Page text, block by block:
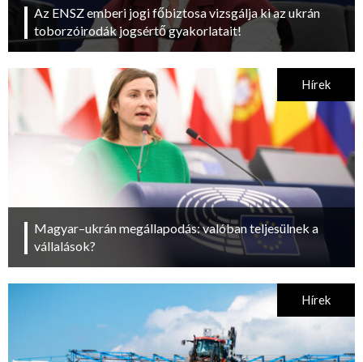
Az ENSZ emberi jogi főbiztosa vizsgálja ki az ukrán
toborzóirodák jogsértő gyakorlatait!
Magyar–ukrán megállapodás: valóban teljesülnek a
vállalások?
Hírek
Hírek